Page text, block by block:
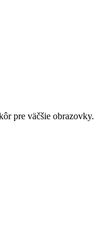
pre väčšie obrazovky.